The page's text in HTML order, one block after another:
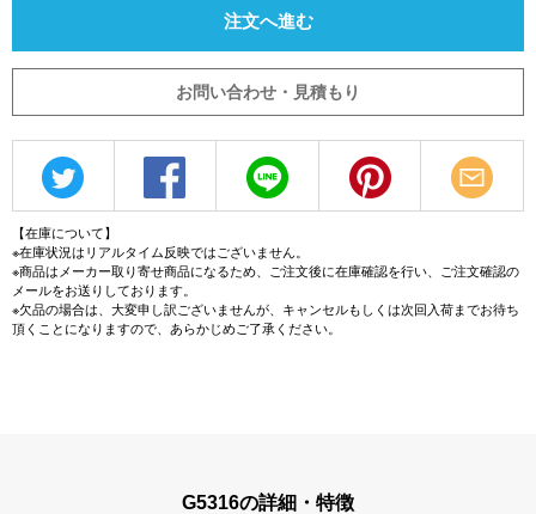
注文へ進む
お問い合わせ・見積もり
【在庫について】
※在庫状況はリアルタイム反映ではございません。
※商品はメーカー取り寄せ商品になるため、ご注文後に在庫確認を行い、ご注文確認の
メールをお送りしております。
※欠品の場合は、大変申し訳ございませんが、キャンセルもしくは次回入荷までお待ち
頂くことになりますので、あらかじめご了承ください。
G5316の詳細・特徴